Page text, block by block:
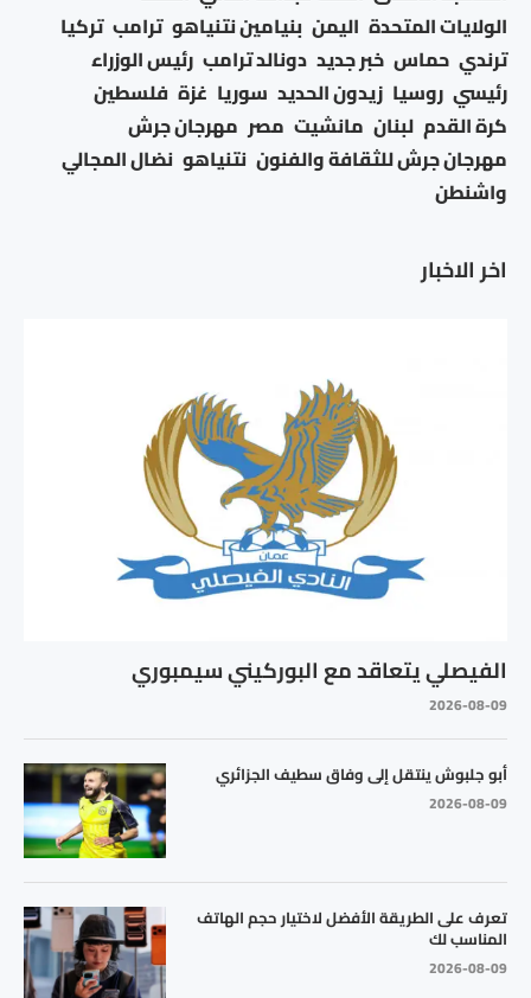
اخر الاخبار
الفيصلي يتعاقد مع البوركيني سيمبوري
2026-08-09
أبو جلبوش ينتقل إلى وفاق سطيف الجزائري
2026-08-09
تعرف على الطريقة الأفضل لاختيار حجم الهاتف
المناسب لك
2026-08-09
الولايات المتحدة اليمن بنيامين نتنياهو ترامب تركيا
ترندي حماس خبر جديد دونالد ترامب رئيس الوزراء
رئيسي روسيا زيدون الحديد سوريا غزة فلسطين
كرة القدم لبنان مانشيت مصر مهرجان جرش
مهرجان جرش للثقافة والفنون نتنياهو نضال المجالي
واشنطن